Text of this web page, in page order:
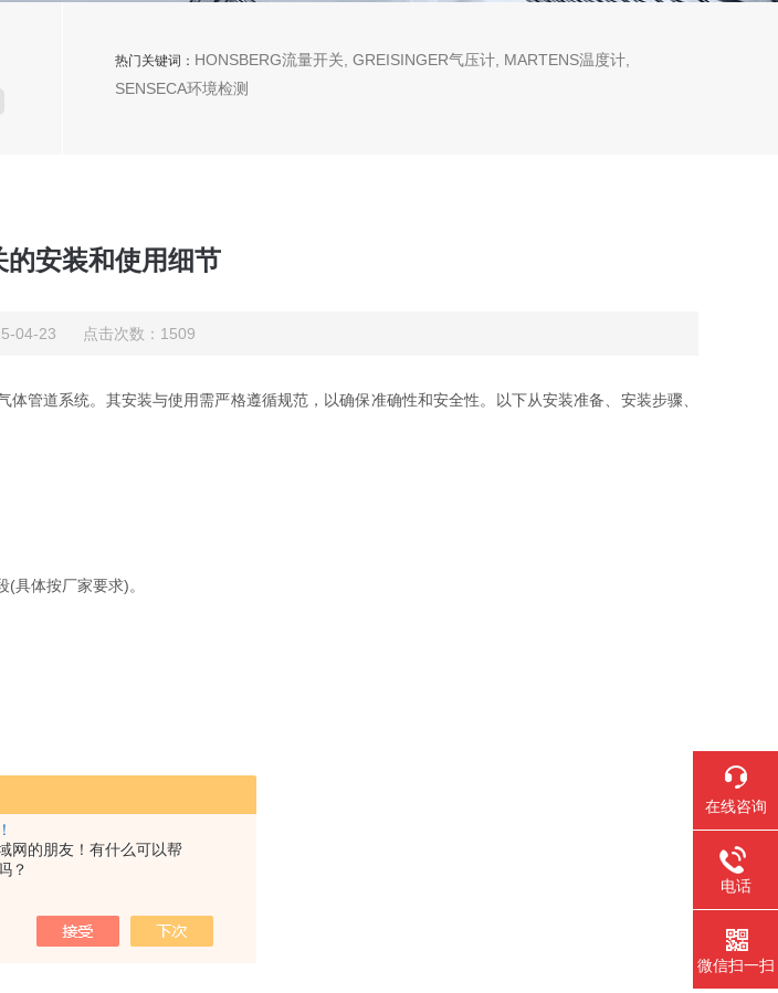
网的朋友！有什么可以帮
？
热门关键词： HONSBERG流量开关, GREISINGER气压计, MARTENS温度计,
SENSECA环境检测
的安装和使用细节
04-23 点击次数：1509
道系统。其安装与使用需严格遵循规范，以确保准确性和安全性。以下从安装准备、安装步骤、
体按厂家要求)。
轴线与管道中心线重合。
带并控制扭矩。
在线咨询
电话
微信扫一扫